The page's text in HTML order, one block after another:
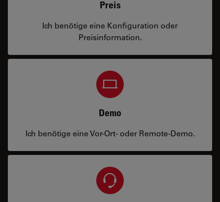
Preis
Ich benötige eine Konfiguration oder
Preisinformation.
Demo
Ich benötige eine Vor-Ort- oder Remote-Demo.